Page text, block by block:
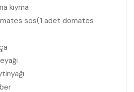
kıyma
sos(1 adet domates